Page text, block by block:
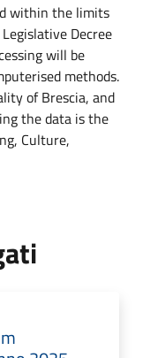
within the limits
Decree
will be
methods.
of Brescia, and
the data is the
Culture,